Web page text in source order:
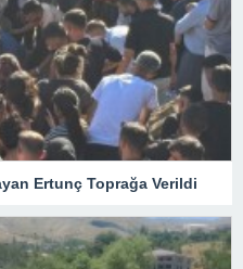
Ertunç Toprağa Verildi